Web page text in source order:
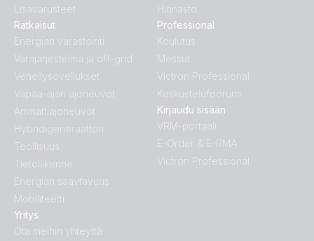
Lisävarusteet
Ratkaisut
Energian varastointi
Varajärjestelmä ja off-grid
Veneilysovellukset
Vapaa-ajan ajoneuvot
Ammattiajoneuvot
Hybridigeneraattori
Teollisuus
Tietoliikenne
Energian saavtavuus
Mobiliteetti
Yritys
Ota meihin yhteyttä
Hinnasto
Professional
Koulutus
Messut
Victron Professional
Keskustelufoorumi
Kirjaudu sisään
VRM-portaali
E-Order & E-RMA
Victron Professional